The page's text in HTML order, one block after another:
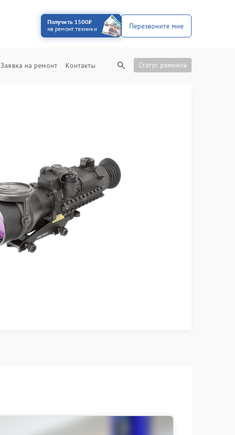
Получить 1500₽
на ремонт техники
Перезвоните мне
Заявка на ремонт Контакты Статус ремонта